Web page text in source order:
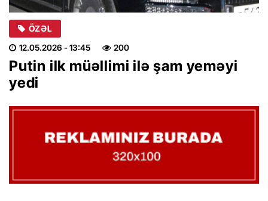
ÖZƏL
12.05.2026 - 13:45 200
Putin ilk müəllimi ilə şam yeməyi
yedi